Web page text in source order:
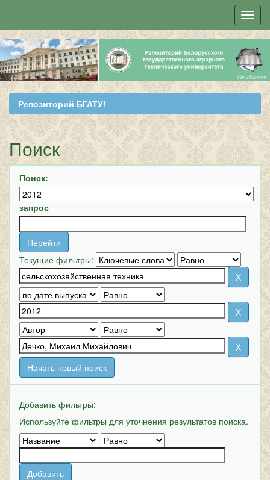
Skip
navigation
Репозиторий БГАТУ!
Поиск
Поиск:
запрос
Текущие фильтры:
Начать новый поиск
Добавить фильтры:
Используйте фильтры для уточнения результатов поиска.